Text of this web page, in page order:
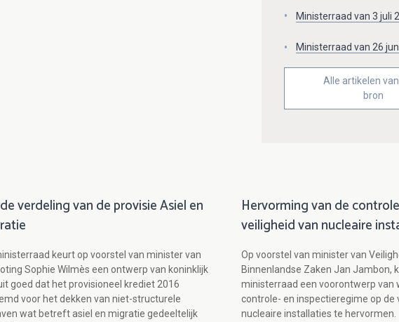
Ministerraad van 3 juli
Ministerraad van 26
Alle artikelen
bron
verdeling van de provisie Asiel en
keurt op voorstel van minister van
Sophie Wilmès een ontwerp van koninklijk
goed dat het provisioneel krediet 2016
voor het dekken van niet-structurele
wat betreft asiel en migratie gedeeltelijk
Hervorming van de
veiligheid van nucleaire
Op voorstel van minister van
Binnenlandse Zaken Jan Jambon,
ministerraad een voorontwerp van
controle- en inspectieregime op de
nucleaire installaties te hervormen.